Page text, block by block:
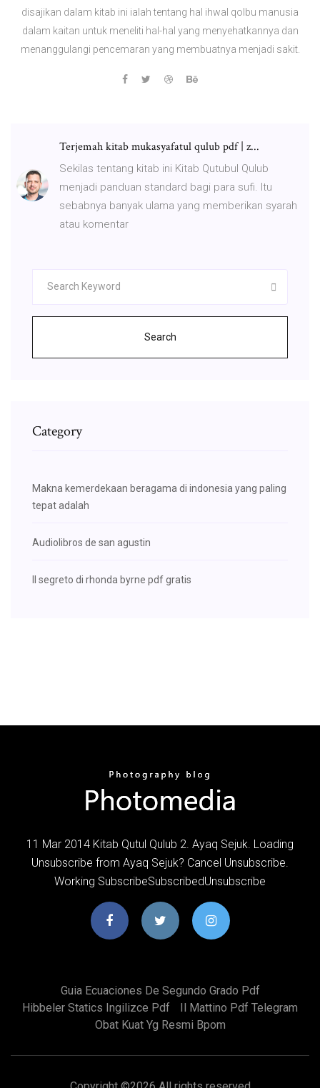
disajikan dalam kitab ini ialah tentang hal ihwal qolbu manusia
dalam kaitan untuk meneliti hal-hal yang menyehatkannya dan
menanggulangi pencemaran yang membuatnya menjadi sakit.
Terjemah kitab mukasyafatul qulub pdf | z...
Sekilas tentang kitab ini Kitab Qutubul Qulub
menjadi panduan standard bagi para sufi. Itu
sebabnya banyak ulama yang memberikan syarah
atau komentar
Search
Category
Makna kemerdekaan beragama di indonesia yang paling
tepat adalah
Audiolibros de san agustin
Il segreto di rhonda byrne pdf gratis
11 Mar 2014 Kitab Qutul Qulub 2. Ayaq Sejuk. Loading
Unsubscribe from Ayaq Sejuk? Cancel Unsubscribe.
Working SubscribeSubscribedUnsubscribe
Guia Ecuaciones De Segundo Grado Pdf
Hibbeler Statics Ingilizce Pdf
Il Mattino Pdf Telegram
Obat Kuat Yg Resmi Bpom